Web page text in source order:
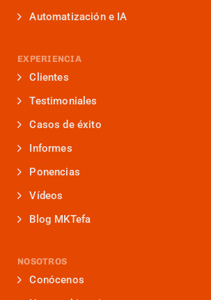
Automatización e IA
EXPERIENCIA
Clientes
Testimoniales
Casos de éxito
Informes
Ponencias
Vídeos
Blog MKTefa
NOSOTROS
Conócenos